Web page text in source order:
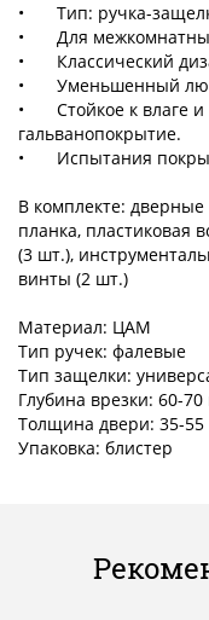
•
Тип: ручка-
•
Для
•
Классический
•
Уменьшенный
•
Стойкое к влаге
гальванопокрытие.
•
Испытания
В комплекте:
планка, пластиковая
(3 шт.),
винты (2 шт.)
Материал: ЦАМ
Тип ручек: фалевые
Тип защелки:
Глубина врезки: 60-
Толщина двери: 35-
Упаковка: блистер